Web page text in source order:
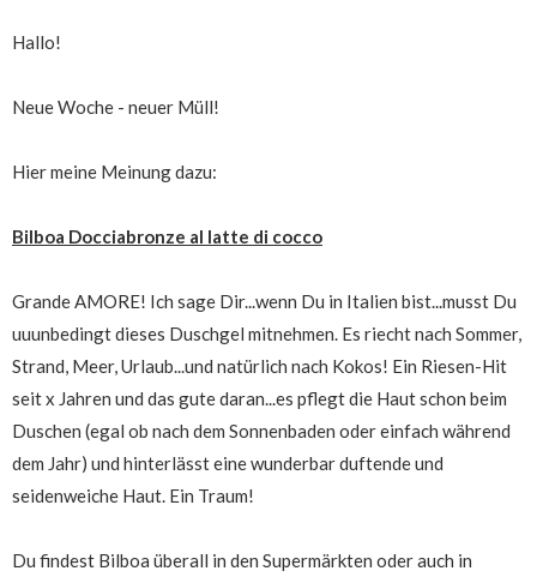
Hallo!
Neue Woche - neuer Müll!
Hier meine Meinung dazu:
Bilboa Docciabronze al latte di cocco
Grande AMORE! Ich sage Dir...wenn Du in Italien bist...musst Du
uuunbedingt dieses Duschgel mitnehmen. Es riecht nach Sommer,
Strand, Meer, Urlaub...und natürlich nach Kokos! Ein Riesen-Hit
seit x Jahren und das gute daran...es pflegt die Haut schon beim
Duschen (egal ob nach dem Sonnenbaden oder einfach während
dem Jahr) und hinterlässt eine wunderbar duftende und
seidenweiche Haut. Ein Traum!
Du findest Bilboa überall in den Supermärkten oder auch in